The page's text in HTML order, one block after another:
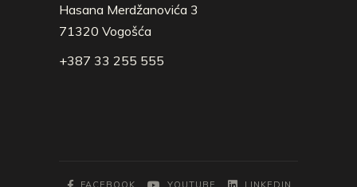
Hasana Merdžanovića 3
71320 Vogošća
+387 33 255 555